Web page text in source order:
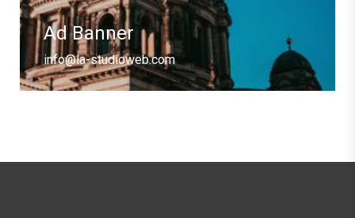
Ad Banner
info@la-studioweb.com